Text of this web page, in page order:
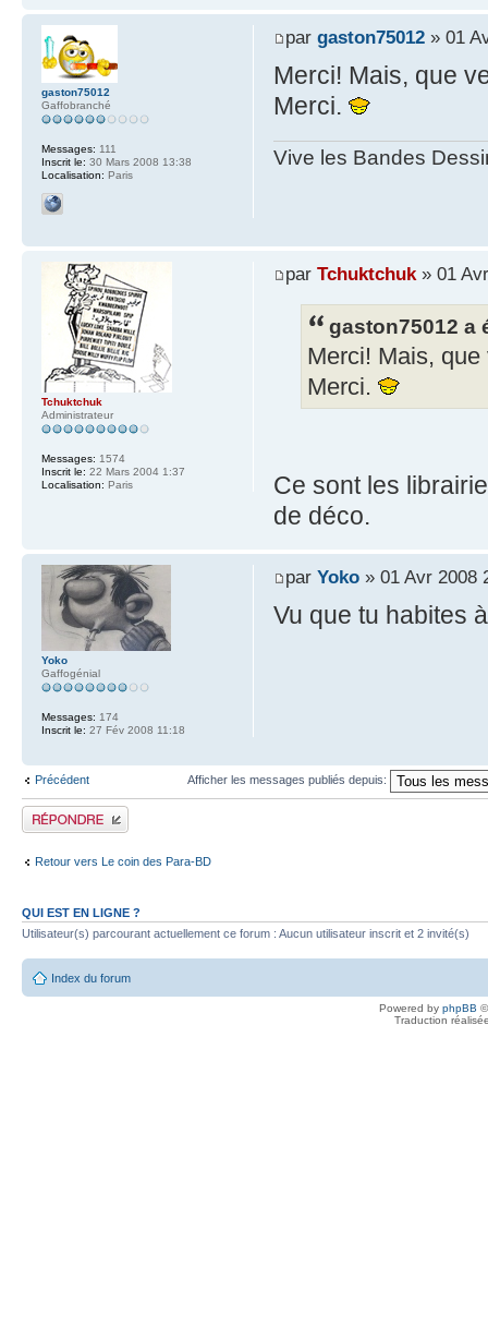
par gaston75012» 01
Merci! Mais, que
Merci.
Vive les Bandes
gaston75012
Gaffobranché
Messages: 111
Inscrit le: 30 Mars 2008 13:38
Localisation: Paris
par Tchuktchuk» 01
gaston75012 a
Merci! Mais,
Merci.
Ce sont les
de déco.
Tchuktchuk
Administrateur
Messages: 1574
Inscrit le: 22 Mars 2004 1:37
Localisation: Paris
par Yoko» 01 Avr 2008
Vu que tu habites
Yoko
Gaffogénial
Messages: 174
Inscrit le: 27 Fév 2008 11:18
Précédent Afficher les messages publiés depuis:
Publier une réponse
Retour vers Le coin des Para-BD
QUI EST EN LIGNE ?
Utilisateur(s) parcourant actuellement ce forum : Aucun utilisateur inscrit et 2 invité(s)
Index du forum
Powered by phpBB
Traduction